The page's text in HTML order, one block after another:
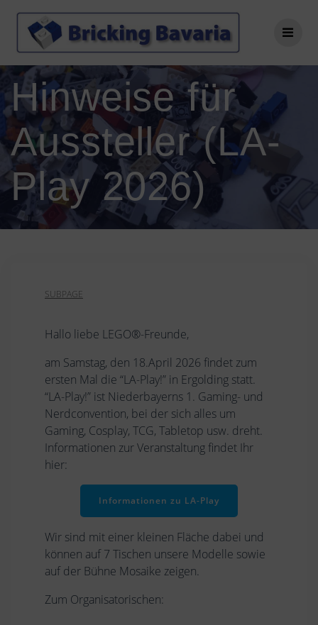
springen
Hinweise für
Aussteller (LA-
Play 2026)
SUBPAGE
Hallo liebe LEGO®-Freunde,
am Samstag, den 18.April 2026 findet zum
ersten Mal die “LA-Play!” in Ergolding statt.
“LA-Play!” ist Niederbayerns 1. Gaming- und
Nerdconvention, bei der sich alles um
Gaming, Cosplay, TCG, Tabletop usw. dreht.
Informationen zur Veranstaltung findet Ihr
hier:
Informationen zu LA-Play
Wir sind mit einer kleinen Fläche dabei und
können auf 7 Tischen unsere Modelle sowie
auf der Bühne Mosaike zeigen.
Zum Organisatorischen: